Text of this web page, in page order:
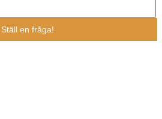
Ställ en fråga!